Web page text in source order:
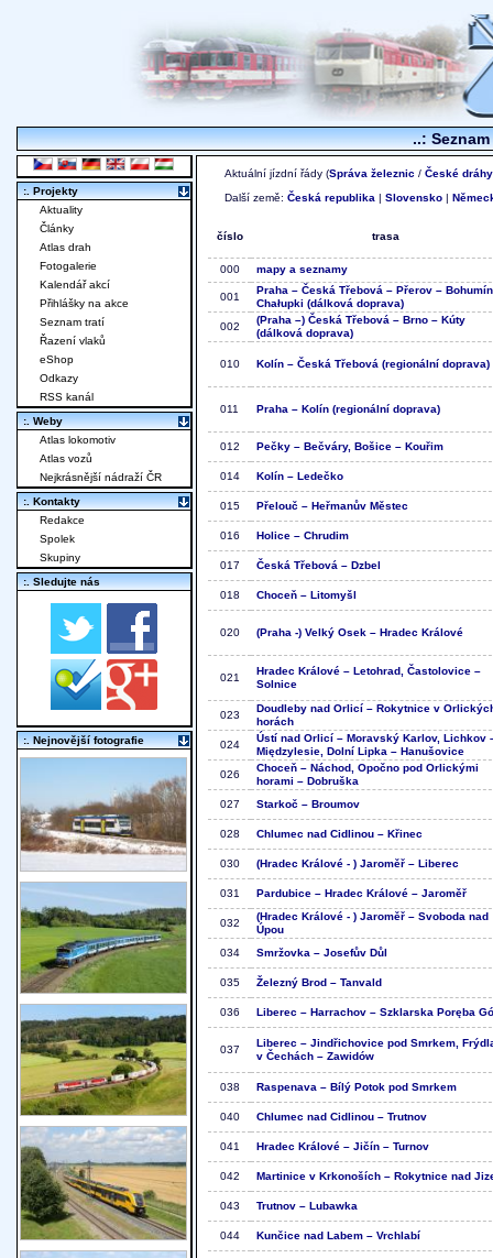
..:
Aktuální jízdní řády (Správa železnic / České dráhy
Další země: Česká republika Slovensko
číslo trasa
000 mapy a seznamy
001
Praha – Česká Třebová – Přerov –
Chałupki (dálková doprava)
002
(Praha –) Česká Třebová – Brno – Kúty
(dálková doprava)
010 Kolín – Česká Třebová (regionální doprava)
011 Praha – Kolín (regionální doprava)
012 Pečky – Bečváry, Bošice – Kouřim
014 Kolín – Ledečko
015 Přelouč – Heřmanův Městec
016 Holice – Chrudim
017 Česká Třebová – Dzbel
018 Choceň – Litomyšl
020 (Praha -) Velký Osek – Hradec Králové
021
Hradec Králové – Letohrad, Častolovice –
Solnice
023
Doudleby nad Orlicí – Rokytnice v
horách
024
Ústí nad Orlicí – Moravský Karlov, Lichkov
Międzylesie, Dolní Lipka – Hanušovice
026
Choceň – Náchod, Opočno pod Orlickými
horami – Dobruška
027
Starkoč – Broumov
028 Chlumec nad Cidlinou – Křinec
030 (Hradec Králové - ) Jaroměř – Liberec
031 Pardubice – Hradec Králové – Jaroměř
032
(Hradec Králové - ) Jaroměř – Svoboda nad
Úpou
034
Smržovka – Josefův Důl
035 Železný Brod – Tanvald
036 Liberec – Harrachov – Szklarska Poręba
037
Liberec – Jindřichovice pod Smrkem,
v Čechách – Zawidów
038 Raspenava – Bílý Potok pod Smrkem
040 Chlumec nad Cidlinou – Trutnov
041 Hradec Králové – Jičín – Turnov
042 Martinice v Krkonoších – Rokytnice nad
043 Trutnov – Lubawka
044 Kunčice nad Labem – Vrchlabí
:. Projekty
Aktuality
Články
Atlas drah
Fotogalerie
Kalendář akcí
Přihlášky na akce
Seznam tratí
Řazení vlaků
eShop
Odkazy
RSS kanál
:. Weby
Atlas lokomotiv
Atlas vozů
Nejkrásnější nádraží ČR
:. Kontakty
Redakce
Spolek
Skupiny
:. Sledujte nás
:. Nejnovější fotografie